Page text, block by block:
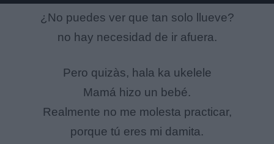
¿No puedes ver que tan solo llueve?
no hay necesidad de ir afuera.
Pero quizàs, hala ka ukelele
Mamá hizo un bebé.
Realmente no me molesta practicar,
porque tú eres mi damita.